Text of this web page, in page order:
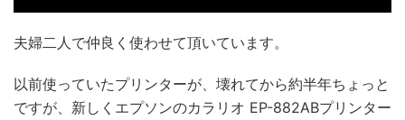
夫婦二人で仲良く使わせて頂いています。
以前使っていたプリンターが、壊れてから約半年ちょっと
ですが、新しくエプソンのカラリオ EP-882ABプリンター